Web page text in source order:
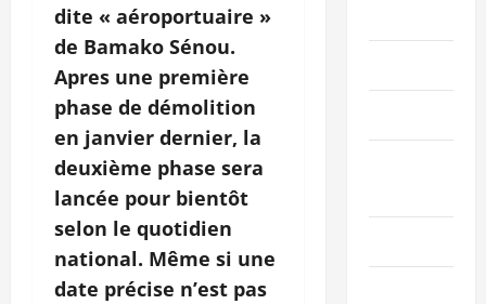
dite « aéroportuaire »
de Bamako Sénou.
Apres une première
phase de démolition
en janvier dernier, la
deuxième phase sera
lancée pour bientôt
selon le quotidien
national. Même si une
date précise n’est pas